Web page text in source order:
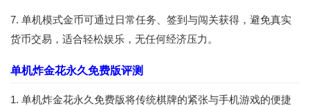
7. 单机模式金币可通过日常任务、签到与闯关获得，避免真实
货币交易，适合轻松娱乐，无任何经济压力。
单机炸金花永久免费版评测
1. 单机炸金花永久免费版将传统棋牌的紧张与手机游戏的便捷